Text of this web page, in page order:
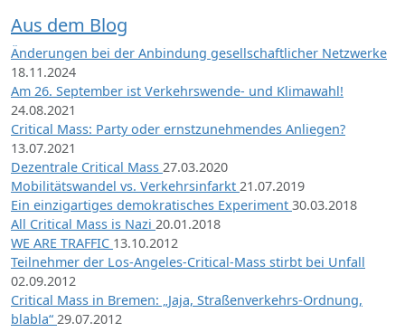
Aus dem Blog
Änderungen bei der Anbindung gesellschaftlicher Netzwerke
18.11.2024
Am 26. September ist Verkehrswende- und Klimawahl!
24.08.2021
Critical Mass: Party oder ernstzunehmendes Anliegen?
13.07.2021
Dezentrale Critical Mass 27.03.2020
Mobilitätswandel vs. Verkehrsinfarkt 21.07.2019
Ein einzigartiges demokratisches Experiment 30.03.2018
All Critical Mass is Nazi 20.01.2018
WE ARE TRAFFIC 13.10.2012
Teilnehmer der Los-Angeles-Critical-Mass stirbt bei Unfall
02.09.2012
Critical Mass in Bremen: „Jaja, Straßenverkehrs-Ordnung,
blabla“ 29.07.2012